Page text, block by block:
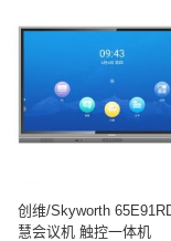
海天
科达
普印
智汇星
创维/Skyworth
慧会议机 触控一体机